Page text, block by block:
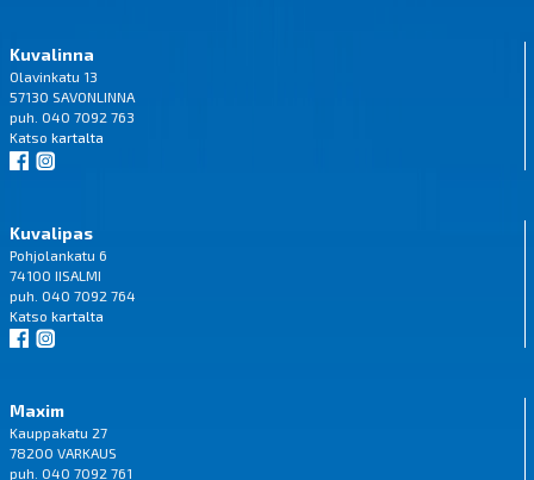
Kuvalinna
Olavinkatu 13
57130 SAVONLINNA
puh. 040 7092 763
Katso kartalta
Kuvalipas
Pohjolankatu 6
74100 IISALMI
puh. 040 7092 764
Katso kartalta
Maxim
Kauppakatu 27
78200 VARKAUS
puh. 040 7092 761